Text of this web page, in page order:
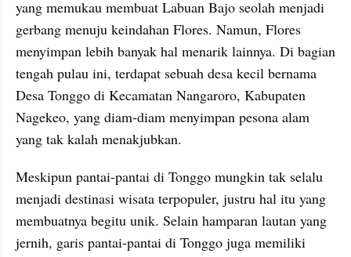
yang memukau membuat Labuan Bajo seolah menjadi
gerbang menuju keindahan Flores. Namun, Flores
menyimpan lebih banyak hal menarik lainnya. Di bagian
tengah pulau ini, terdapat sebuah desa kecil bernama
Desa Tonggo di Kecamatan Nangaroro, Kabupaten
Nagekeo, yang diam-diam menyimpan pesona alam
yang tak kalah menakjubkan.
Meskipun pantai-pantai di Tonggo mungkin tak selalu
menjadi destinasi wisata terpopuler, justru hal itu yang
membuatnya begitu unik. Selain hamparan lautan yang
jernih, garis pantai-pantai di Tonggo juga memiliki